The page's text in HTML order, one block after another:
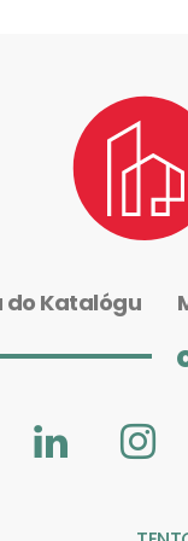
do Katalógu